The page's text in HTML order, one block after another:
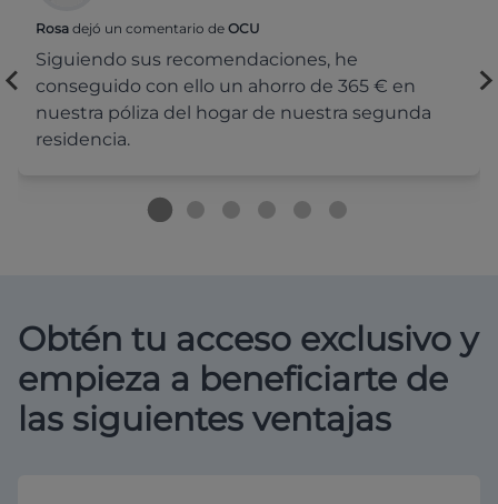
Rosa dejó un comentario de OCU
Siguiendo sus recomendaciones, he
conseguido con ello un ahorro de 365 € en
nuestra póliza del hogar de nuestra segunda
residencia.
Obtén tu acceso exclusivo y
empieza a beneficiarte de
las siguientes ventajas